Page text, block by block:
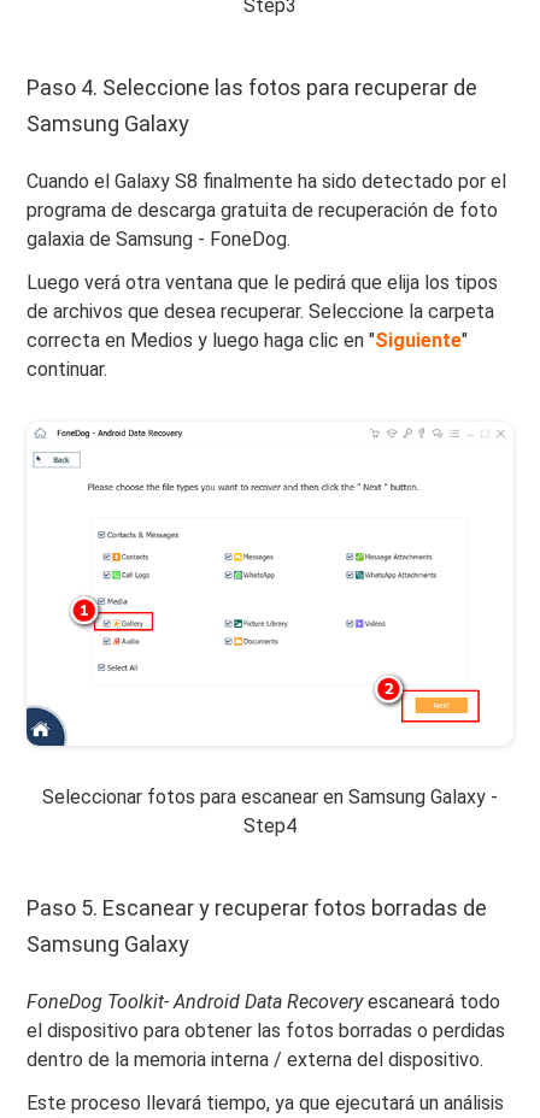
Step3
Paso 4. Seleccione las fotos para recuperar de
Samsung Galaxy
Cuando el Galaxy S8 finalmente ha sido detectado por el
programa de descarga gratuita de recuperación de foto
galaxia de Samsung - FoneDog.
Luego verá otra ventana que le pedirá que elija los tipos
de archivos que desea recuperar. Seleccione la carpeta
correcta en Medios y luego haga clic en "Siguiente"
continuar.
Seleccionar fotos para escanear en Samsung Galaxy -
Step4
Paso 5. Escanear y recuperar fotos borradas de
Samsung Galaxy
FoneDog Toolkit- Android Data Recoveryescaneará todo
el dispositivo para obtener las fotos borradas o perdidas
dentro de la memoria interna / externa del dispositivo.
Este proceso llevará tiempo, ya que ejecutará un análisis